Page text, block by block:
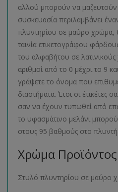
αλλού μπορούν να
συσκευασία περιλαμβάνει
πλυντηρίου σε μαύρο χρώμα,
ταινία ετικετογράφου
του αλφαβήτου σε λατινικούς
αριθμοί από το 0 μέχρι το 9
γράψετε το όνομα που
διαστήματα. Έτσι οι έτικέτες
σαν να έχουν τυπωθεί από
το υφασμάτινο μελάνι
στους 95 βαθμούς στο
Χρώμα Προϊόντος
Στυλό πλυντηρίου σε μαύρο